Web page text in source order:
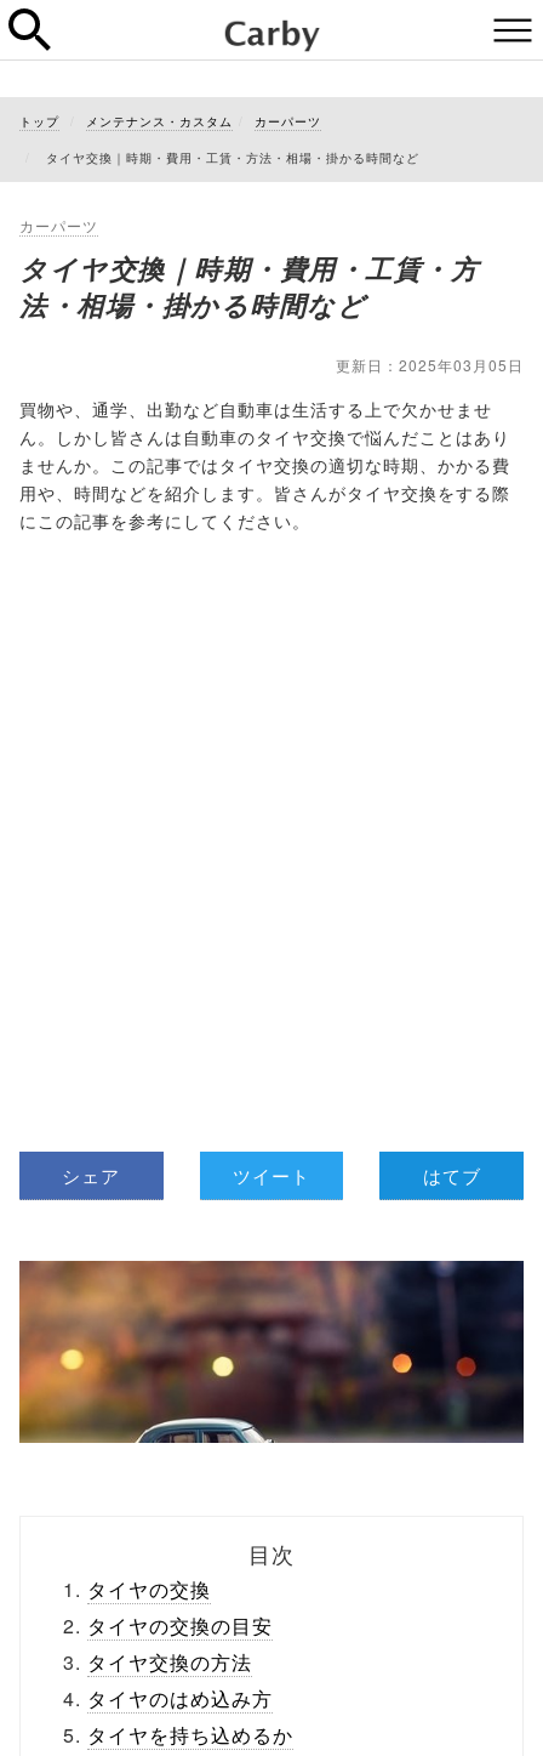
トップ メンテナンス・カスタム カーパーツ
タイヤ交換｜時期・費用・工賃・方法・相場・掛かる時間など
カーパーツ
タイヤ交換｜時期・費用・工賃・方
法・相場・掛かる時間など
更新日：2025年03月05日
買物や、通学、出勤など自動車は生活する上で欠かせませ
ん。しかし皆さんは自動車のタイヤ交換で悩んだことはあり
ませんか。この記事ではタイヤ交換の適切な時期、かかる費
用や、時間などを紹介します。皆さんがタイヤ交換をする際
にこの記事を参考にしてください。
シェア ツイート はてブ
目次
タイヤの交換
タイヤの交換の目安
タイヤ交換の方法
タイヤのはめ込み方
タイヤを持ち込めるか